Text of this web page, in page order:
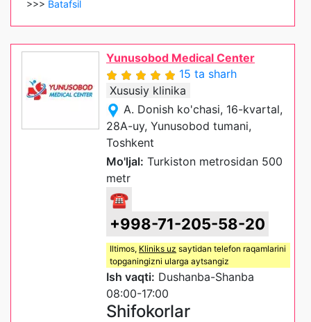
>>> Batafsil
Yunusobod Medical Center
15 ta sharh
Xususiy klinika
A. Donish ko'chasi, 16-kvartal,
28A-uy, Yunusobod tumani,
Toshkent
Mo'ljal: Turkiston metrosidan 500
metr
☎
+998-71-205-58-20
Iltimos, Kliniks uz saytidan telefon raqamlarini
topganingizni ularga aytsangiz
Ish vaqti: Dushanba-Shanba
08:00-17:00
Shifokorlar